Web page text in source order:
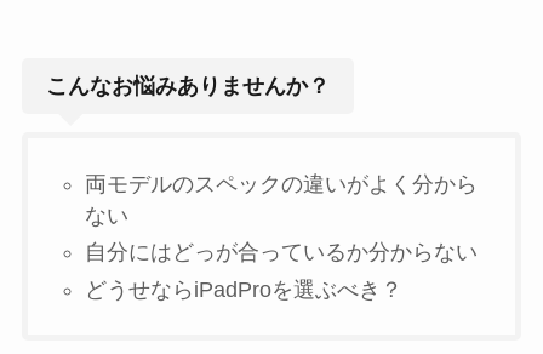
こんなお悩みありませんか？
両モデルのスペックの違いがよく分から
ない
自分にはどっが合っているか分からない
どうせならiPadProを選ぶべき？